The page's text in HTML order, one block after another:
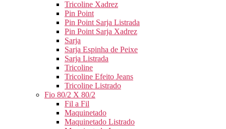
Tricoline Xadrez
Pin Point
Pin Point Sarja Listrada
Pin Point Sarja Xadrez
Sarja
Sarja Espinha de Peixe
Sarja Listrada
Tricoline
Tricoline Efeito Jeans
Tricoline Listrado
Fio 80/2 X 80/2
Fil a Fil
Maquinetado
Maquinetado Listrado